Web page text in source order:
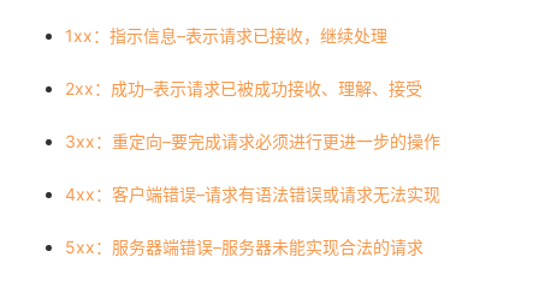
子
直
的
我
1xx：指示信息–表示请求已接收，继续处理
2xx：成功–表示请求已被成功接收、理解、接受
3xx：重定向–要完成请求必须进行更进一步的操作
4xx：客户端错误–请求有语法错误或请求无法实现
5xx：服务器端错误–服务器未能实现合法的请求